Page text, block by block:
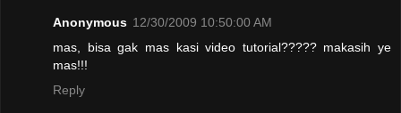
Anonymous 12/30/2009 10:50:00 AM
mas, bisa gak mas kasi video tutorial????? makasih ye
mas!!!
Reply